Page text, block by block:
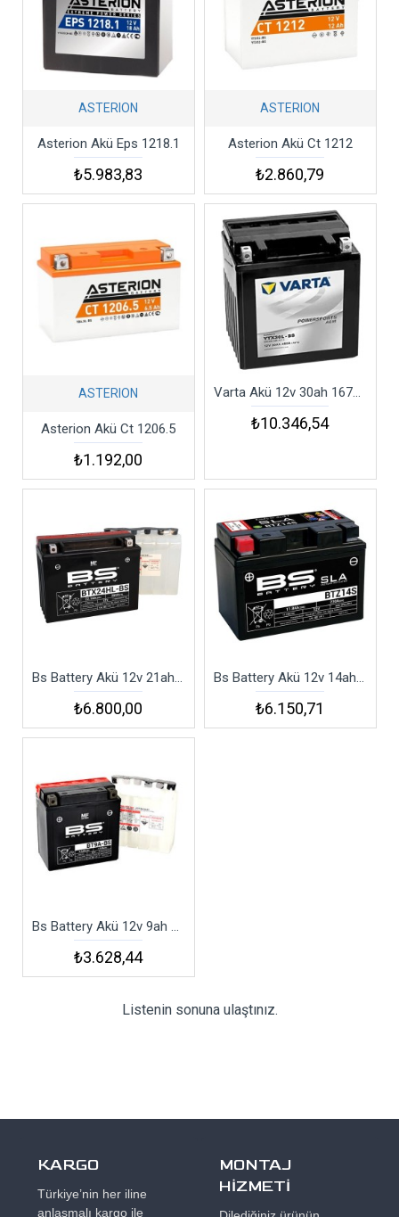
ASTERION
Asterion Akü Eps 1218.1
₺5.983,83
ASTERION
Asterion Akü Ct 1212
₺2.860,79
ASTERION
Asterion Akü Ct 1206.5
₺1.192,00
Varta Akü 12v 30ah 167x127x176/8.2kg
₺10.346,54
Bs Battery Akü 12v 21ah 22.1ah 350a Cca 205x87x162 Btx24hl
₺6.800,00
Bs Battery Akü 12v 14ah Btz14s-sla
₺6.150,71
Bs Battery Akü 12v 9ah Bt9a-bs
₺3.628,44
Listenin sonuna ulaştınız.
KARGO
Türkiye’nin her iline
anlaşmalı kargo ile
MONTAJ
HİZMETİ